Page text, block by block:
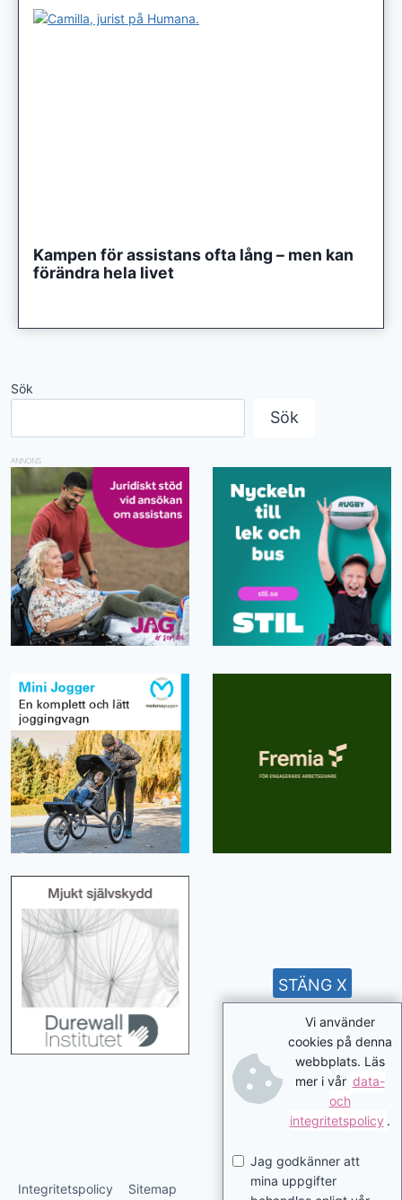
Kampen för assistans ofta lång – men kan
förändra hela livet
Sök
Sök
ANNONS
Integritetspolicy Sitemap
Vi använder
cookies på denna
webbplats. Läs
mer i vår data-
och
integritetspolicy .
Jag godkänner att
mina uppgifter
STÄNG X